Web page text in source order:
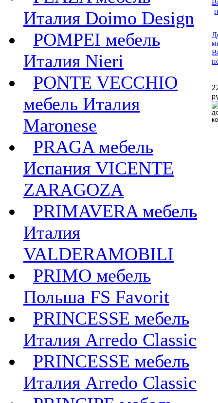
Италия Doimo Design
POMPEI мебель
Италия Nieri
PONTE VECCHIO
мебель Италия
Maronese
PRAGA мебель
Испания VICENTE
ZARAGOZA
PRIMAVERA мебель
Италия
VALDERAMOBILI
PRIMO мебель
Польша FS Favorit
PRINCESSE мебель
Италия Arredo Classic
PRINCESSE мебель
Италия Arredo Classic